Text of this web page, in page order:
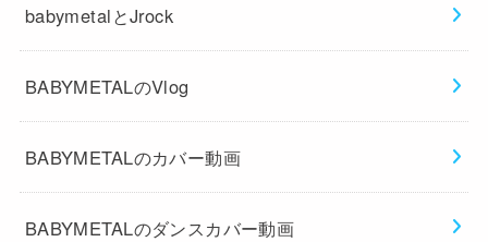
babymetalとJrock
BABYMETALのVlog
BABYMETALのカバー動画
BABYMETALのダンスカバー動画